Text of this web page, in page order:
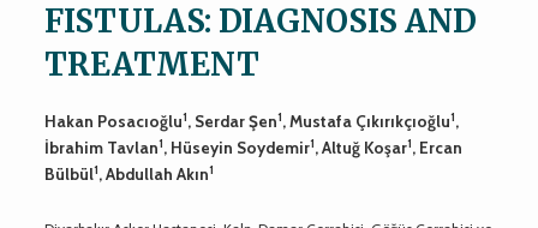
FISTULAS: DIAGNOSIS AND
TREATMENT
Hakan Posacıoğlu1, Serdar Şen1, Mustafa Çıkırıkçıoğlu1,
İbrahim Tavlan1, Hüseyin Soydemir1, Altuğ Koşar1, Ercan
Bülbül1, Abdullah Akın1